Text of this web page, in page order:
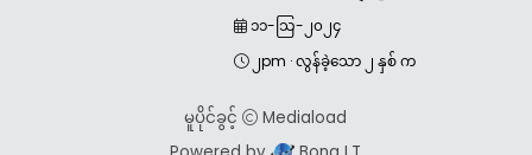
၁၁-သြ-၂၀၂၄
၂pm ·လွန်ခဲ့သော ၂ နှစ် က
မူပိုင်ခွင့်
Mediaload